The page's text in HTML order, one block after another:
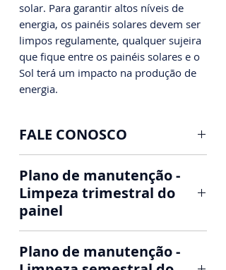
solar. Para garantir altos níveis de
energia, os painéis solares devem ser
limpos regulamente, qualquer sujeira
que fique entre os painéis solares e o
Sol terá um impacto na produção de
energia.
FALE CONOSCO
Painéis Solares Fotovoltaicos
Nossa limpeza, sua economia!
📱AGENDE SEU HORÁRIO ⤵️
WHATSAPP: (31) 97329-5479
Plano de manutenção -
Limpeza trimestral do
painel
solar
Plano de manutenção -